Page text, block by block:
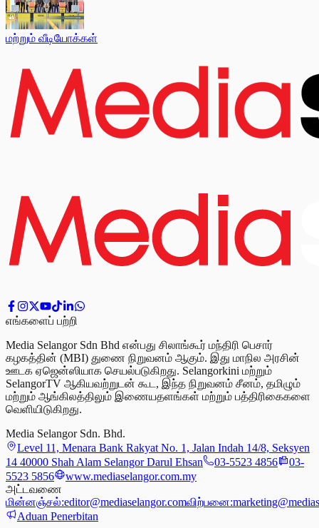
மற்றும் வீடியோக்கள்
எங்களைப் பற்றி
Media Selangor Sdn Bhd என்பது சிலாங்கூர் மந்திரி பெசார்
கழகத்தின் (MBI) துணை நிறுவனம் ஆகும். இது மாநில அரசின்
ஊடக ஏஜென்ஸியாக செயல்படுகிறது. Selangorkini மற்றும்
SelangorTV ஆகியவற்றுடன் கூட, இந்த நிறுவனம் சீனம், தமிழும்
மற்றும் ஆங்கிலத்திலும் இணையதளங்கள் மற்றும் பத்திரிகைகளை
வெளியிடுகிறது.
Media Selangor Sdn. Bhd.
Level 11, Menara Bank Rakyat No. 1, Jalan Indah 14/8, Seksyen
14 40000 Shah Alam Selangor Darul Ehsan
03-5523 4856
03-
5523 5856
www.mediaselangor.com.my
அட்டவணை
மின்னஞ்சல்:editor@mediaselangor.comவிற்பனை:
Aduan Penerbitan